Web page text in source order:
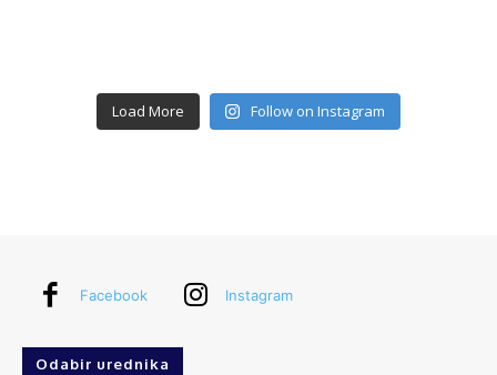
Load More Follow on Instagram
Facebook Instagram
Odabir urednika